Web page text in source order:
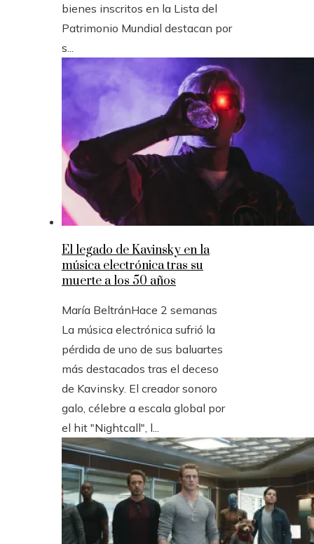
bienes inscritos en la Lista del
Patrimonio Mundial destacan por
s...
El legado de Kavinsky en la
música electrónica tras su
muerte a los 50 años
María BeltránHace 2 semanas
La música electrónica sufrió la
pérdida de uno de sus baluartes
más destacados tras el deceso
de Kavinsky. El creador sonoro
galo, célebre a escala global por
el hit "Nightcall", l...